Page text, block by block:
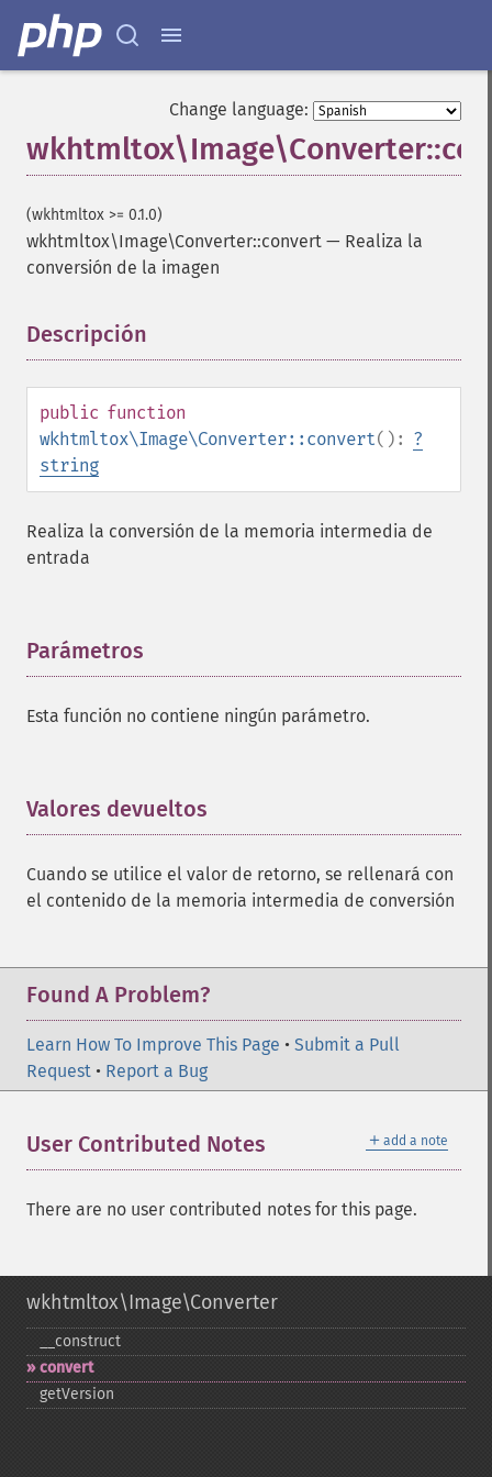
Change language:
(wkhtmltox >= 0.1.0)
wkhtmltox\Image\Converter::convert — Realiza la
conversión de la imagen
Descripción
public function
wkhtmltox\Image\Converter::convert(): ?
string
Realiza la conversión de la memoria intermedia de
entrada
Parámetros
Esta función no contiene ningún parámetro.
Valores devueltos
Cuando se utilice el valor de retorno, se rellenará con
el contenido de la memoria intermedia de conversión
Found A Problem?
Learn How To Improve This Page • Submit a Pull
Request • Report a Bug
＋ add a note
User Contributed Notes
There are no user contributed notes for this page.
wkhtmltox\Image\Converter
_​_​construct
convert
getVersion